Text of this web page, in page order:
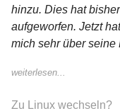
hinzu. Dies hat
aufgeworfen. Jetzt
mich sehr über
weiterlesen...
Zu Linux wechseln?